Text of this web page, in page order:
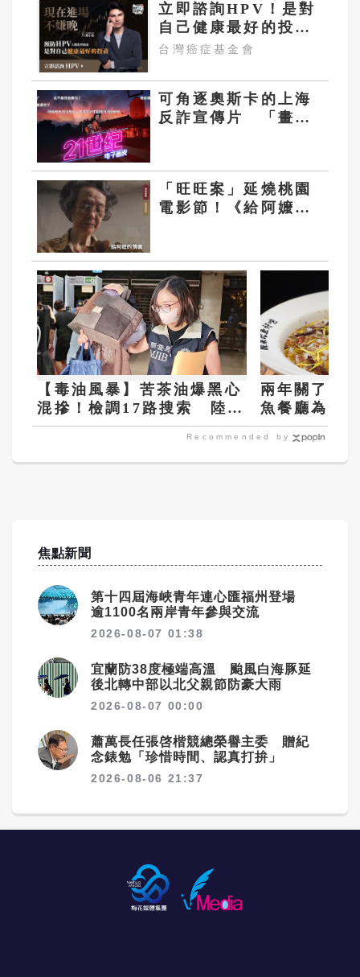
立即諮詢HPV！是對
自己健康最好的投
資，把握現在不嫌
台灣癌症基金會
可角逐奧斯卡的上海
反詐宣傳片 「畫
「旺旺案」延燒桃園
電影節！《給阿嬤的
【毒油風暴】苦茶油爆黑心
混摻！檢調17路搜索 陸低
價苦茶籽冒充「100％台灣
兩年關了2
魚餐廳為什
Recommended by
焦點新聞
第十四屆海峽青年連心匯福州登場
逾1100名兩岸青年參與交流
2026-08-07 01:38
宜蘭防38度極端高溫 颱風白海豚延
後北轉中部以北父親節防豪大雨
2026-08-07 00:00
蕭萬長任張啓楷競總榮譽主委 贈紀
念錶勉「珍惜時間、認真打拚」
2026-08-06 21:37